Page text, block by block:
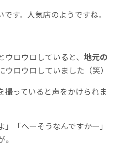
す。人気店のようですね。
ロウロしていると、 地元の
ウロウロしていました（笑）
撮っていると声をかけられま
「へーそうなんですかー」